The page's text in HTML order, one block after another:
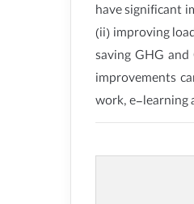
have significant
(ii) improving
saving GHG
improvements
work, e-learning